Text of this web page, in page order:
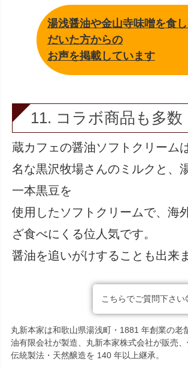
湯浅醤油や金山寺味噌を食
だいた方からの
お声を掲載しています
11. コラボ商品も多数
蔵カフェの醤油ソフトクリーム
名な黒沢牧場さんのミルクと
一本黒豆を
使用したソフトクリームで、海
ざ食べにくる位人気です。
醤油を追いがけすることも出来
丸新本家は和歌山県湯浅町・1881 年創業の老
油有限会社が製造、丸新本家株式会社が販売、
伝統製法・天然醸造を 140 年以上継承。
こちらでご質問下さい